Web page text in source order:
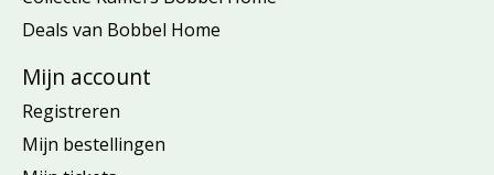
Deals van Bobbel Home
Mijn account
Registreren
Mijn bestellingen